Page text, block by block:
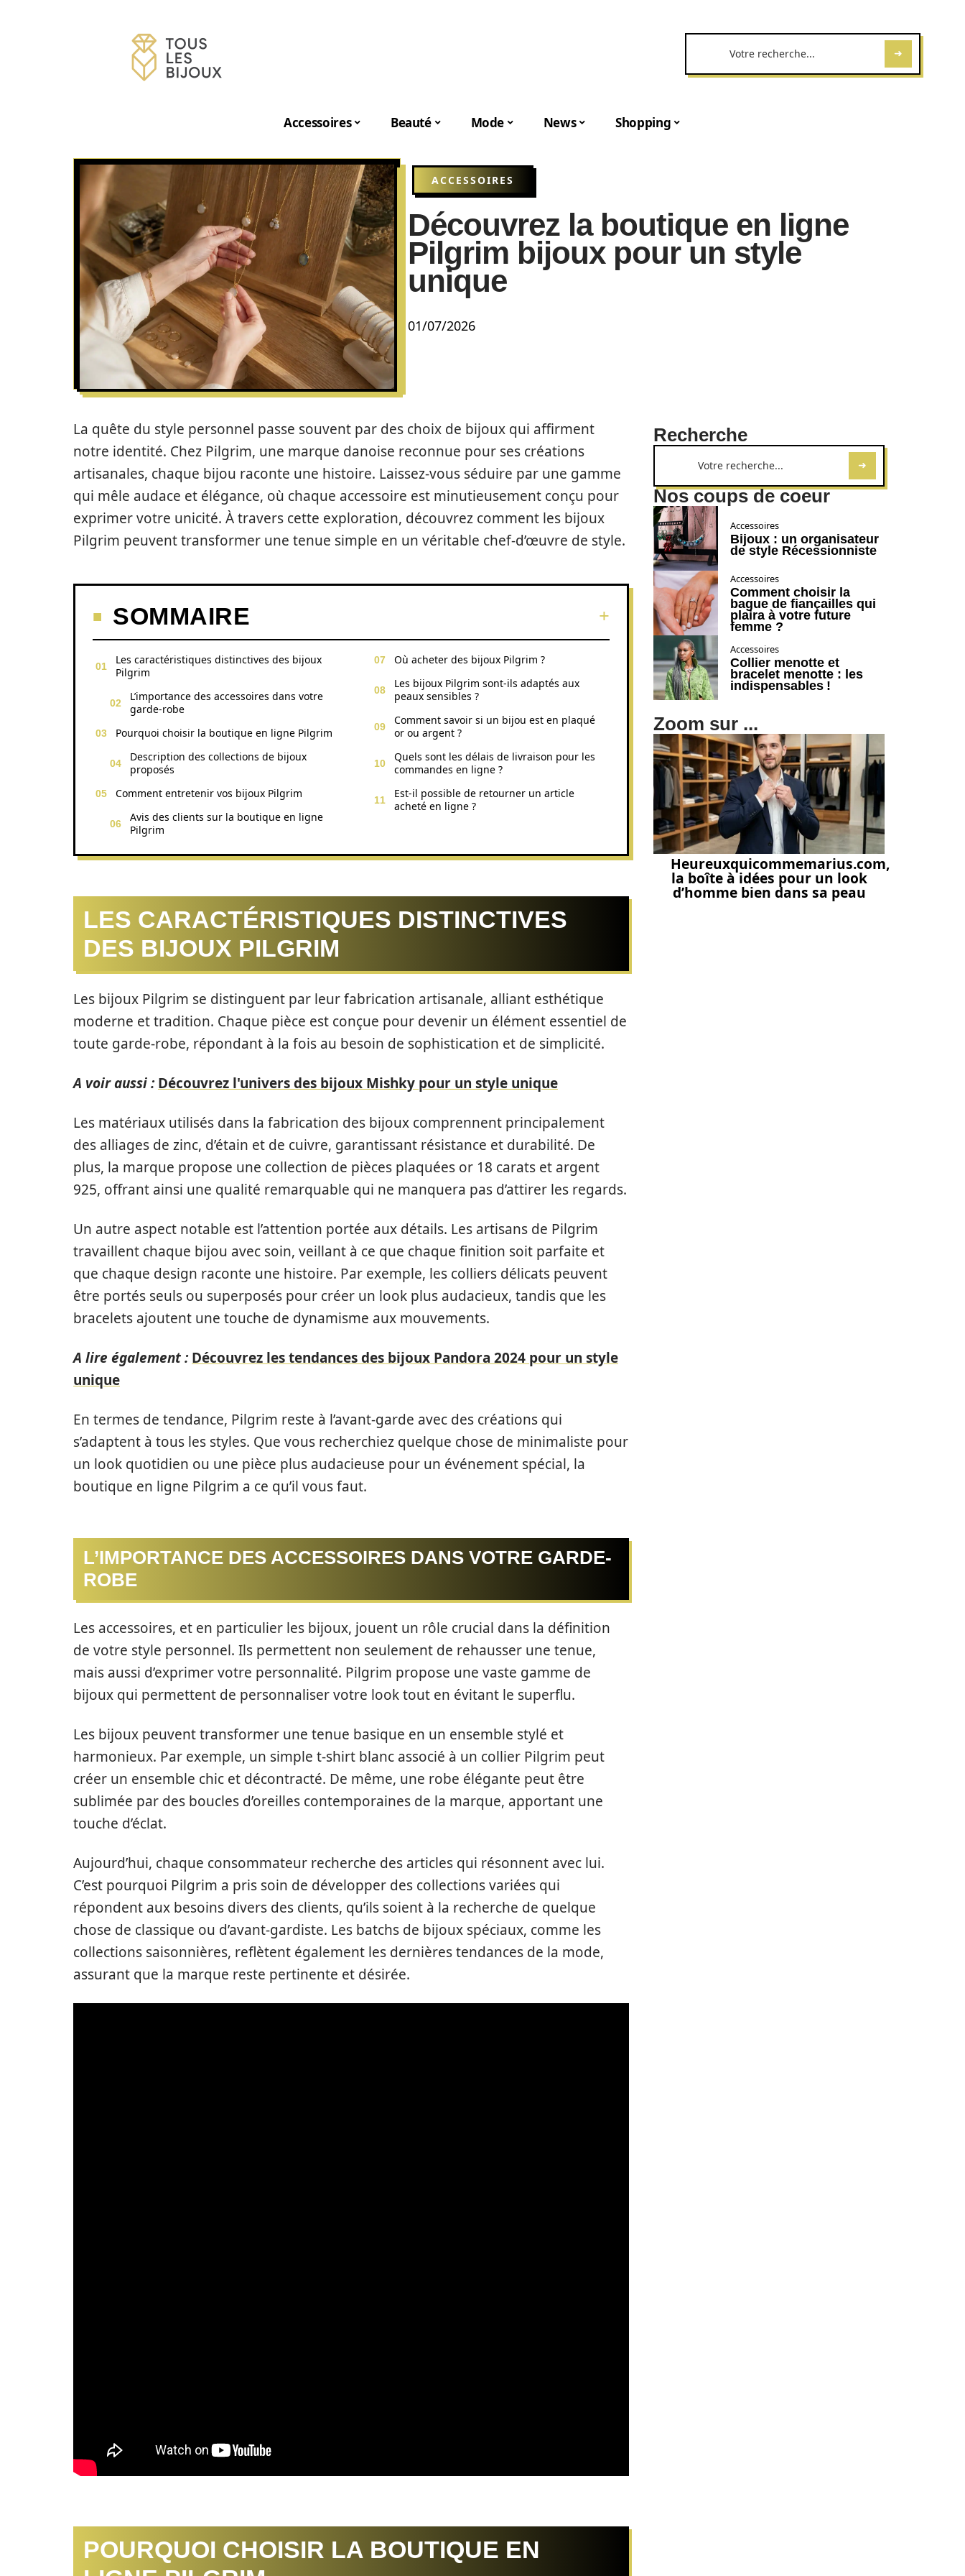
Accessoires Beauté Mode News Shopping
ACCESSOIRES
Découvrez la boutique en ligne
Pilgrim bijoux pour un style
unique
01/07/2026
La quête du style personnel passe souvent par des choix de bijoux qui affirment
notre identité. Chez Pilgrim, une marque danoise reconnue pour ses créations
artisanales, chaque bijou raconte une histoire. Laissez-vous séduire par une gamme
qui mêle audace et élégance, où chaque accessoire est minutieusement conçu pour
exprimer votre unicité. À travers cette exploration, découvrez comment les bijoux
Pilgrim peuvent transformer une tenue simple en un véritable chef-d’œuvre de style.
SOMMAIRE
Les caractéristiques distinctives des bijoux
Pilgrim
L’importance des accessoires dans votre
garde-robe
Pourquoi choisir la boutique en ligne Pilgrim
Description des collections de bijoux
proposés
Comment entretenir vos bijoux Pilgrim
Avis des clients sur la boutique en ligne
Pilgrim
Où acheter des bijoux Pilgrim ?
Les bijoux Pilgrim sont-ils adaptés aux
peaux sensibles ?
Comment savoir si un bijou est en plaqué
or ou argent ?
Quels sont les délais de livraison pour les
commandes en ligne ?
Est-il possible de retourner un article
acheté en ligne ?
LES CARACTÉRISTIQUES DISTINCTIVES
DES BIJOUX PILGRIM
Les bijoux Pilgrim se distinguent par leur fabrication artisanale, alliant esthétique
moderne et tradition. Chaque pièce est conçue pour devenir un élément essentiel de
toute garde-robe, répondant à la fois au besoin de sophistication et de simplicité.
A voir aussi : Découvrez l'univers des bijoux Mishky pour un style unique
Les matériaux utilisés dans la fabrication des bijoux comprennent principalement
des alliages de zinc, d’étain et de cuivre, garantissant résistance et durabilité. De
plus, la marque propose une collection de pièces plaquées or 18 carats et argent
925, offrant ainsi une qualité remarquable qui ne manquera pas d’attirer les regards.
Un autre aspect notable est l’attention portée aux détails. Les artisans de Pilgrim
travaillent chaque bijou avec soin, veillant à ce que chaque finition soit parfaite et
que chaque design raconte une histoire. Par exemple, les colliers délicats peuvent
être portés seuls ou superposés pour créer un look plus audacieux, tandis que les
bracelets ajoutent une touche de dynamisme aux mouvements.
A lire également : Découvrez les tendances des bijoux Pandora 2024 pour un style
unique
En termes de tendance, Pilgrim reste à l’avant-garde avec des créations qui
s’adaptent à tous les styles. Que vous recherchiez quelque chose de minimaliste pour
un look quotidien ou une pièce plus audacieuse pour un événement spécial, la
boutique en ligne Pilgrim a ce qu’il vous faut.
L’IMPORTANCE DES ACCESSOIRES DANS VOTRE GARDE-
ROBE
Les accessoires, et en particulier les bijoux, jouent un rôle crucial dans la définition
de votre style personnel. Ils permettent non seulement de rehausser une tenue,
mais aussi d’exprimer votre personnalité. Pilgrim propose une vaste gamme de
bijoux qui permettent de personnaliser votre look tout en évitant le superflu.
Les bijoux peuvent transformer une tenue basique en un ensemble stylé et
harmonieux. Par exemple, un simple t-shirt blanc associé à un collier Pilgrim peut
créer un ensemble chic et décontracté. De même, une robe élégante peut être
sublimée par des boucles d’oreilles contemporaines de la marque, apportant une
touche d’éclat.
Aujourd’hui, chaque consommateur recherche des articles qui résonnent avec lui.
C’est pourquoi Pilgrim a pris soin de développer des collections variées qui
répondent aux besoins divers des clients, qu’ils soient à la recherche de quelque
chose de classique ou d’avant-gardiste. Les batchs de bijoux spéciaux, comme les
collections saisonnières, reflètent également les dernières tendances de la mode,
assurant que la marque reste pertinente et désirée.
POURQUOI CHOISIR LA BOUTIQUE EN
Recherche
Nos coups de coeur
Accessoires
Bijoux : un organisateur
de style Récessionniste
Accessoires
Comment choisir la
bague de fiançailles qui
plaira à votre future
femme ?
Accessoires
Collier menotte et
bracelet menotte : les
indispensables !
Zoom sur ...
Heureuxquicommemarius.com,
la boîte à idées pour un look
d’homme bien dans sa peau